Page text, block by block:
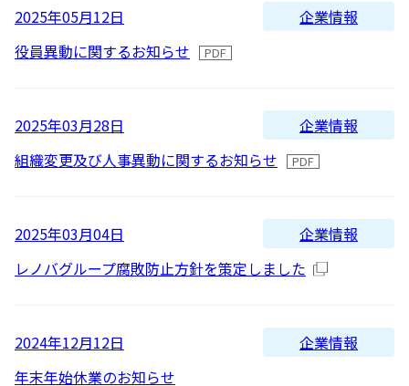
バイオマス発電の取り組み
IRカレンダー
IRメール配信
2017
2014
2025年05月12日
企業情報
役員異動に関するお知らせ
2025年03月28日
企業情報
組織変更及び人事異動に関するお知らせ
2025年03月04日
企業情報
レノバグループ腐敗防止方針を策定しました
2024年12月12日
企業情報
年末年始休業のお知らせ